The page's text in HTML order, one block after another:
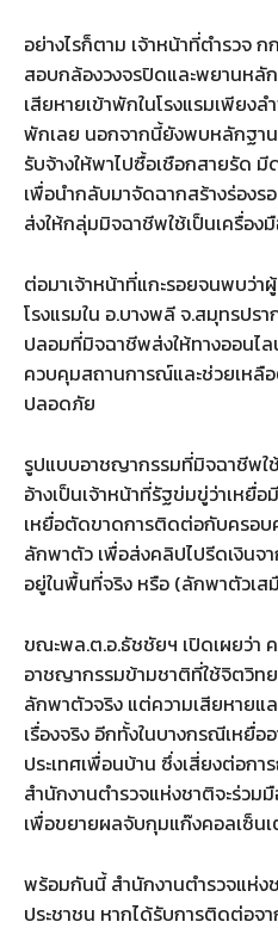
อย่างไรก็ตาม เจ้าหน้าที่ตำรวจ
สอบกล้องวงจรปิดและพยานห
เสียหายเข้าพักในโรงแรมเพียง
พักเลย นอกจากนี้ยังพบหลักฐาน
รับจ้างให้พาไปซื้อเชือกสายรัด
เพื่อนำกลับมาจัดฉากสร้างร่อง
ส่งให้กลุ่มมิจฉาชีพใช้เป็นเครื่อ
ต่อมาเจ้าหน้าที่แกะรอยจนพบว่
โรงแรมใน อ.บางพลี จ.สมุทรปร
ปลอมที่มิจฉาชีพส่งให้ทางออนไล
ควบคุมสถานการณ์และช่วยเหลื
ปลอดภัย
รูปแบบอาชญากรรมที่มิจฉาชีพใ
อ้างเป็นเจ้าหน้าที่รัฐข่มขู่ว่าเหยื่
เหยื่อตัดขาดการติดต่อกับครอบ
ลักพาตัว เพื่อส่งคลิปไปรีดเงิน
อยู่ในพื้นที่จริง หรือ (ลักพาตัวเส
ขณะ​พล.ต.อ.ธัชชัยฯ เปิดเผยว่า
อาชญากรรมข้ามชาติที่ใช้จิตวิท
ลักพาตัวจริง แต่ความเสียหายแ
เรื่องจริง อีกทั้งในบางกรณีเหยื่
ประเทศเพื่อนบ้าน ซึ่งเสี่ยงต่อก
สำนักงานตำรวจแห่งชาติจะร่วม
เพื่อขยายผลจับกุมแก๊งคอลเซ็น
พร้อมกันนี้ สำนักงานตำรวจแห่ง
ประชาชน หากได้รับการติดต่อจ